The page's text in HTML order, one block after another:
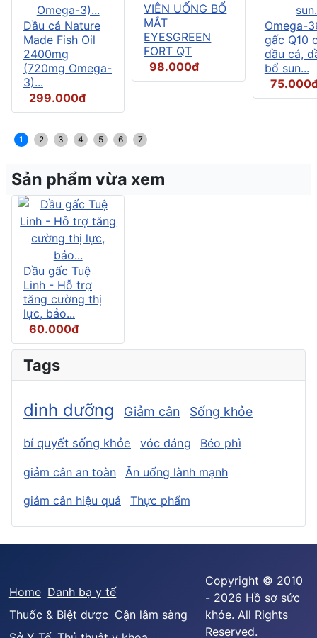
Dầu cá Nature
Made Fish Oil
2400mg
(720mg Omega-
3)...
299.000đ
VIÊN UỐNG BỔ
MẮT
EYESGREEN
FORT QT
98.000đ
Omega-
gấc Q10
dầu cá,
bổ sun...
1 2 3 4 5 6 7
Sản phẩm vừa xem
Dầu gấc Tuệ
Linh - Hỗ trợ
tăng cường thị
lực, bảo...
60.000đ
Tags
dinh dưỡng Giảm cân Sống khỏe
bí quyết sống khỏe vóc dáng Béo phì
giảm cân an toàn
Ăn uống lành mạnh
giảm cân hiệu quả
Thực phẩm
Home Danh bạ y tế
Thuốc & Biệt dược Cận lâm sàng
Copyright © 2010
- 2026 Hồ sơ sức
khỏe. All Rights
Reserved.